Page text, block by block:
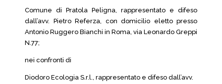
Comune di Pratola Peligna, rappresentato e difeso
dall’avv. Pietro Referza, con domicilio eletto presso
Antonio Ruggero Bianchi in Roma, via Leonardo Greppi
N.77;
nei confronti di
Diodoro Ecologia S.r.l., rappresentato e difeso dall’avv.